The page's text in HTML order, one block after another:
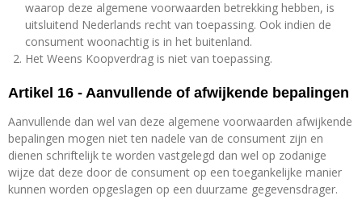
waarop deze algemene voorwaarden betrekking hebben, is
uitsluitend Nederlands recht van toepassing. Ook indien de
consument woonachtig is in het buitenland.
Het Weens Koopverdrag is niet van toepassing.
Artikel 16 - Aanvullende of afwijkende bepalingen
Aanvullende dan wel van deze algemene voorwaarden afwijkende
bepalingen mogen niet ten nadele van de consument zijn en
dienen schriftelijk te worden vastgelegd dan wel op zodanige
wijze dat deze door de consument op een toegankelijke manier
kunnen worden opgeslagen op een duurzame gegevensdrager.